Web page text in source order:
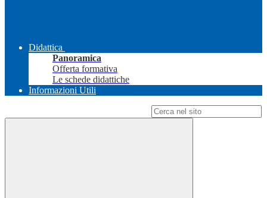
Didattica
Panoramica
Offerta formativa
Le schede didattiche
Informazioni Utili